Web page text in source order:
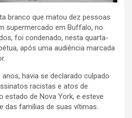
branco que matou dez pessoas
supermercado em Buffalo, no
foi condenado, nesta quarta-
após uma audiência marcada
havia se declarado culpado
racistas e atos de
estado de Nova York, e esteve
das famílias de suas vítimas.